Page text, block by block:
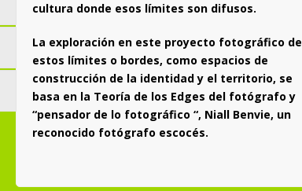
cultura donde esos límites son difusos.
La exploración en este proyecto fotográfico de
estos límites o bordes, como espacios de
construcción de la identidad y el territorio, se
basa en la Teoría de los Edges del fotógrafo y
“pensador de lo fotográfico “, Niall Benvie, un
reconocido fotógrafo escocés.